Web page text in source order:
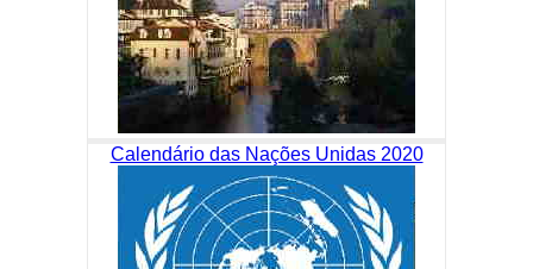
Calendário das Nações Unidas 2020